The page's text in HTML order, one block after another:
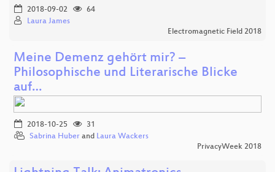
2018-09-02
64
Laura James
Electromagnetic Field 2018
Meine Demenz gehört mir? –
Philosophische und Literarische Blicke
auf…
2018-10-25
31
Sabrina Huber and Laura Wackers
PrivacyWeek 2018